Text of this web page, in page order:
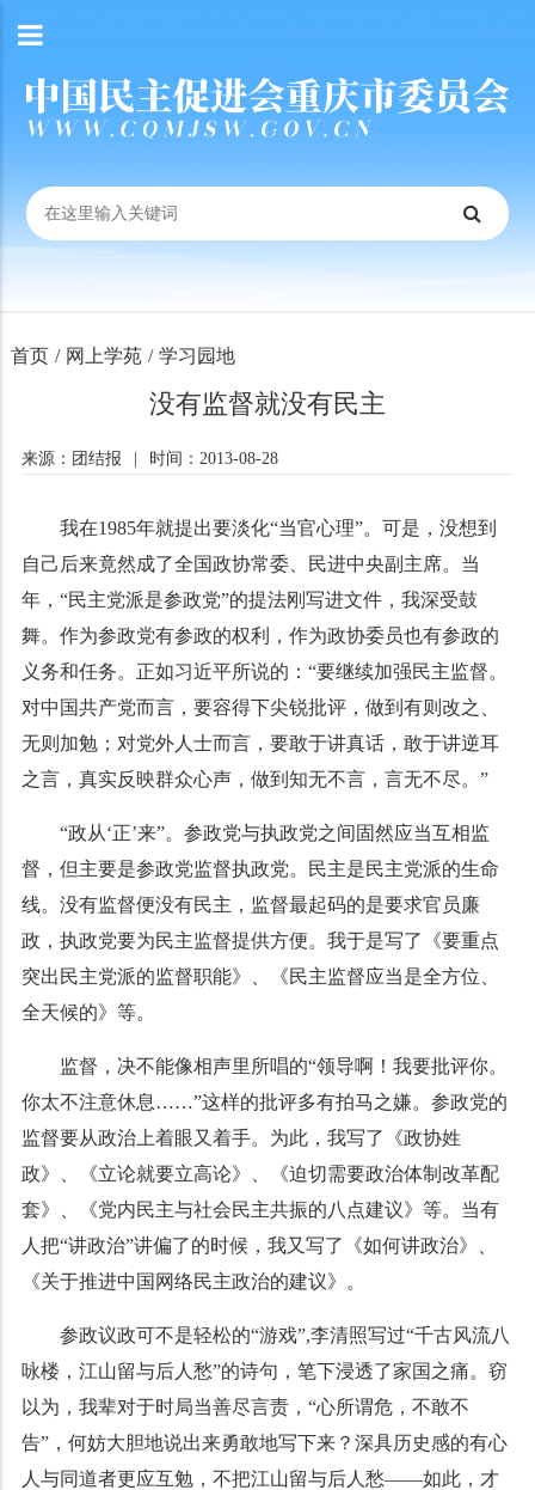
首页 / 网上学苑 / 学习园地
没有监督就没有民主
来源：团结报 时间：2013-08-28
我在1985年就提出要淡化“当官心理”。可是，没想到
自己后来竟然成了全国政协常委、民进中央副主席。当
年，“民主党派是参政党”的提法刚写进文件，我深受鼓
舞。作为参政党有参政的权利，作为政协委员也有参政的
义务和任务。正如习近平所说的：“要继续加强民主监督。
对中国共产党而言，要容得下尖锐批评，做到有则改之、
无则加勉；对党外人士而言，要敢于讲真话，敢于讲逆耳
之言，真实反映群众心声，做到知无不言，言无不尽。”
“政从‘正’来”。参政党与执政党之间固然应当互相监
督，但主要是参政党监督执政党。民主是民主党派的生命
线。没有监督便没有民主，监督最起码的是要求官员廉
政，执政党要为民主监督提供方便。我于是写了《要重点
突出民主党派的监督职能》、《民主监督应当是全方位、
全天候的》等。
监督，决不能像相声里所唱的“领导啊！我要批评你。
你太不注意休息……”这样的批评多有拍马之嫌。参政党的
监督要从政治上着眼又着手。为此，我写了《政协姓
政》、《立论就要立高论》、《迫切需要政治体制改革配
套》、《党内民主与社会民主共振的八点建议》等。当有
人把“讲政治”讲偏了的时候，我又写了《如何讲政治》、
《关于推进中国网络民主政治的建议》。
参政议政可不是轻松的“游戏”,李清照写过“千古风流八
咏楼，江山留与后人愁”的诗句，笔下浸透了家国之痛。窃
以为，我辈对于时局当善尽言责，“心所谓危，不敢不
告”，何妨大胆地说出来勇敢地写下来？深具历史感的有心
人与同道者更应互勉，不把江山留与后人愁——如此，才